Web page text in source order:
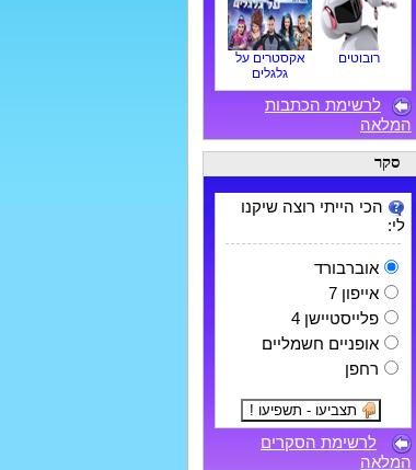
רובוטים
אקסטרים על
גלגלים
לרשימת הכתבות
המלאה
סקר
הכי הייתי רוצה שיקנו
לי:
אוברבורד
אייפון 7
פלייסטיישן 4
אופניים חשמליים
רחפן
לרשימת הסקרים
המלאה